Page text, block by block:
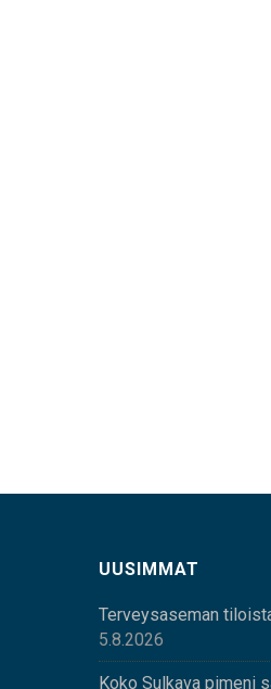
UUSIMMAT
Terveysaseman
5.8.2026
Koko Sulkava pimeni